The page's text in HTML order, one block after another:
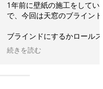
いてとても良かったの
置をお願いしました。
ーンにするかという相
で見積りをしていただ
調整できるブラインド
さをかなり緩和できそ